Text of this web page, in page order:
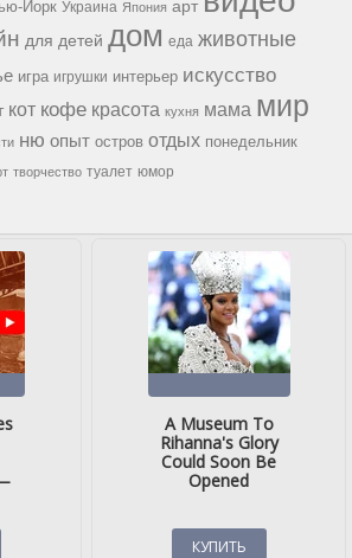
Йорк Украина Япония арт
для детей дом еда животные
игра игрушки интерьер искусство
кот кофе красота кухня мама мир
ню опыт остров отдых понедельник
творчество туалет юмор